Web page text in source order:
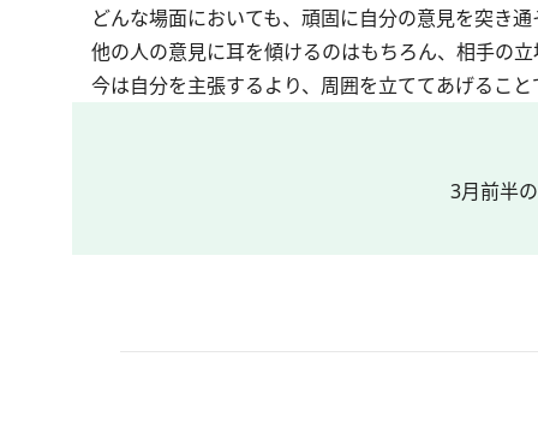
どんな場面においても、頑固に自分の意見を突き
他の人の意見に耳を傾けるのはもちろん、相手の
今は自分を主張するより、周囲を立ててあげること
3月前半